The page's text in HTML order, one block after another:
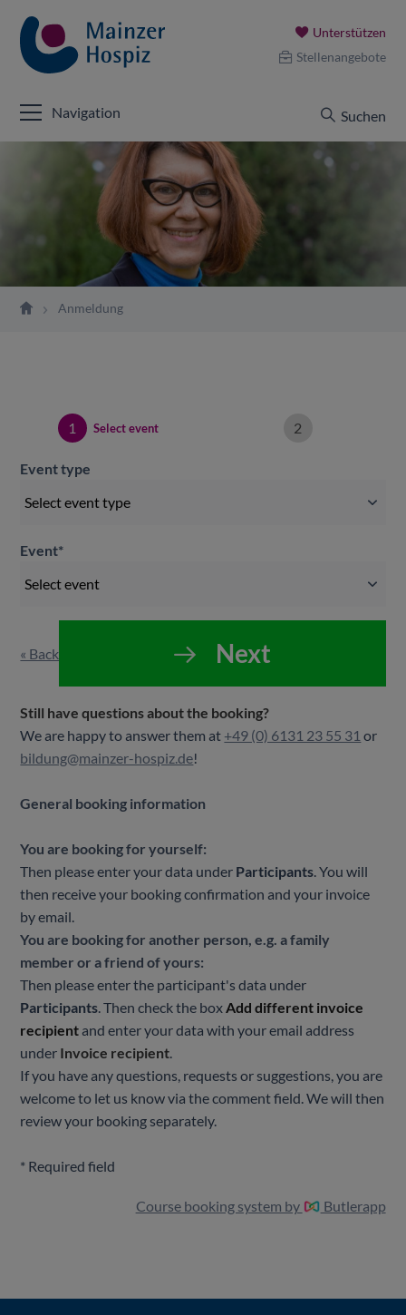
Unterstützen
Stellenangebote
Navigation Suchen
Anmeldung
1 Select event 2
Event type
Event*
« Back Next
Still have questions about the booking?
We are happy to answer them at +49 (0) 6131 23 55 31 or
bildung@mainzer-hospiz.de!
General booking information
You are booking for yourself:
Then please enter your data under Participants. You will
then receive your booking confirmation and your invoice
by email.
You are booking for another person, e.g. a family
member or a friend of yours:
Then please enter the participant's data under
Participants. Then check the boxAdd different invoice
recipient and enter your data with your email address
under Invoice recipient.
If you have any questions, requests or suggestions, you are
welcome to let us know via the comment field. We will then
review your booking separately.
* Required field
Course booking system by Butlerapp